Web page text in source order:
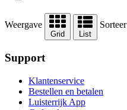
Weergave
Grid List
Sorteer
Support
Klantenservice
Bestellen en betalen
Luisterrijk App